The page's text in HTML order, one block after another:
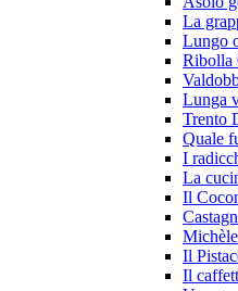
La
Lungo
Ribolla
Lunga
Trento
Quale
I
La
Il
Michèle
Il
Il